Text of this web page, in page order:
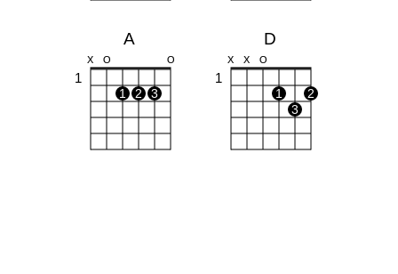
A
X O O
1
1 2 3
D
X X O
1
1
2
3